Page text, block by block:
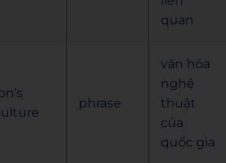
quan
phrase
văn hóa
nghệ
thuật
của
quốc gia